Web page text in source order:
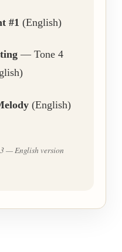
#1 (English)
— Tone 4
(English)
— English version